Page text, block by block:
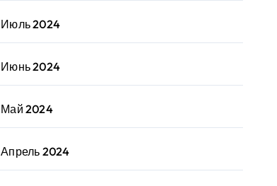
Июль 2024
Июнь 2024
Май 2024
Апрель 2024